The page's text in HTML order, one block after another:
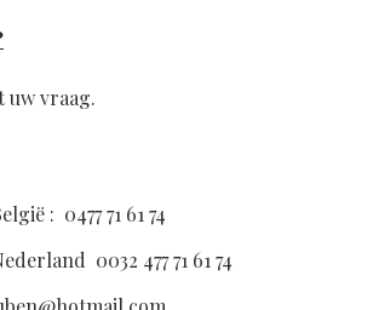
uw vraag.
: 0477 71 61 74
0032 477 71 61 74